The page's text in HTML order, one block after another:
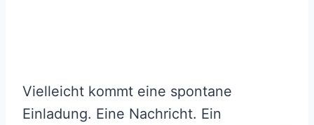
Vielleicht kommt eine spontane
Einladung. Eine Nachricht. Ein